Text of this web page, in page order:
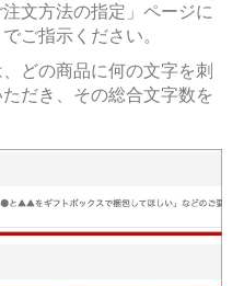
文方法の指定」ページに
ご指示ください。
どの商品に何の文字を刺
だき、その総合文字数を